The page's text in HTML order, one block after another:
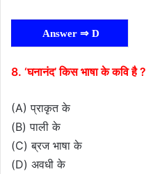
Answer ⇒ D
8. ‘घनानंद’ किस भाषा के कवि है ?
(A) प्राकृत के
(B) पाली के
(C) ब्रज भाषा के
(D) अवधी के